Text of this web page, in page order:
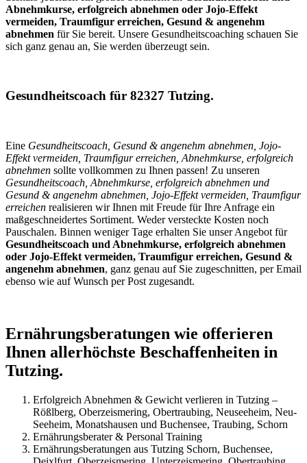
Abnehmkurse, erfolgreich abnehmen oder Jojo-Effekt
vermeiden, Traumfigur erreichen, Gesund & angenehm
abnehmen für Sie bereit. Unsere Gesundheitscoaching schauen Sie
sich ganz genau an, Sie werden überzeugt sein.
Gesundheitscoach für 82327 Tutzing.
Eine Gesundheitscoach, Gesund & angenehm abnehmen, Jojo-
Effekt vermeiden, Traumfigur erreichen, Abnehmkurse, erfolgreich
abnehmen sollte vollkommen zu Ihnen passen! Zu unseren
Gesundheitscoach, Abnehmkurse, erfolgreich abnehmen und
Gesund & angenehm abnehmen, Jojo-Effekt vermeiden, Traumfigur
erreichen realisieren wir Ihnen mit Freude für Ihre Anfrage ein
maßgeschneidertes Sortiment. Weder versteckte Kosten noch
Pauschalen. Binnen weniger Tage erhalten Sie unser Angebot für
Gesundheitscoach und Abnehmkurse, erfolgreich abnehmen
oder Jojo-Effekt vermeiden, Traumfigur erreichen, Gesund &
angenehm abnehmen, ganz genau auf Sie zugeschnitten, per Email
ebenso wie auf Wunsch per Post zugesandt.
Ernährungsberatungen wie offerieren
Ihnen allerhöchste Beschaffenheiten in
Tutzing.
Erfolgreich Abnehmen & Gewicht verlieren in Tutzing –
Rößlberg, Oberzeismering, Obertraubing, Neuseeheim, Neu-
Seeheim, Monatshausen und Buchensee, Traubing, Schorn
Ernährungsberater & Personal Training
Ernährungsberatungen aus Tutzing Schorn, Buchensee,